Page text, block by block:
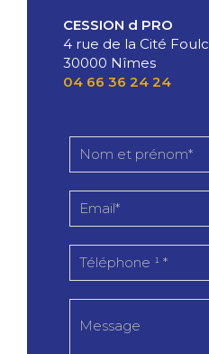
CESSION d PRO
4 rue de la Cité Foulc
30000 Nîmes
04 66 36 24 24